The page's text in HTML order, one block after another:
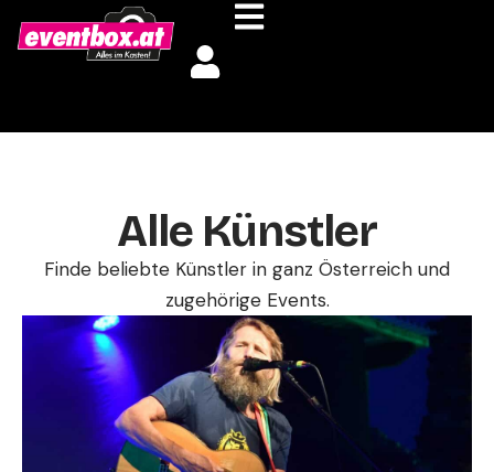
Alle Künstler
Finde beliebte Künstler in ganz Österreich und
zugehörige Events.